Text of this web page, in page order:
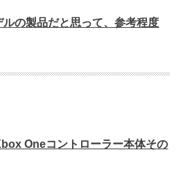
の製品だと思って、参考程度
Oneコントローラー本体その